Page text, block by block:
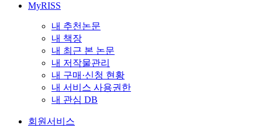
MyRISS
내 추천논문
내 책장
내 최근 본 논문
내 저작물관리
내 구매·신청 현황
내 서비스 사용권한
내 관심 DB
회원서비스